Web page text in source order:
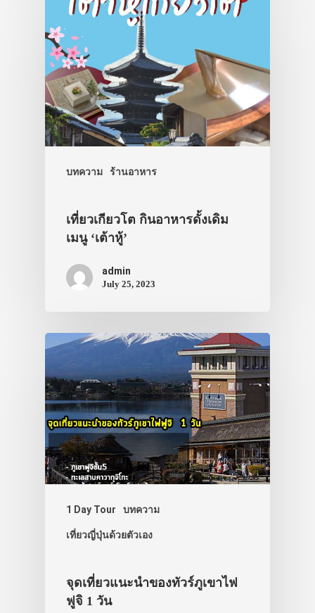
บทความ ร้านอาหาร
เที่ยวเกียวโต กินอาหารดั้งเดิม
เมนู ‘เต้าหู้’
admin
July 25, 2023
1 Day Tour บทความ
เที่ยวญี่ปุ่นด้วยตัวเอง
จุดเที่ยวแนะนำของทัวร์ภูเขาไฟ
ฟูจิ 1 วัน
เดินทาง
ทัวร์
ที่พัก
สาระน่ารู้
VIDEO